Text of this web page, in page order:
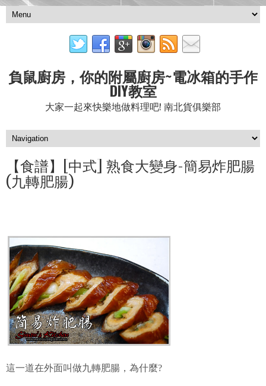
負鼠廚房，你的附屬廚房~電冰箱的手作
DIY教室
大家一起來快樂地做料理吧! 南北貨俱樂部
【食譜】[中式] 熟食大變身-簡易炸肥腸
(九轉肥腸)
這一道在外面叫做九轉肥腸，為什麼?